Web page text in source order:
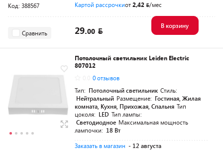
Код: 388567 Картой рассрочкиот2,42 /мес
Сравнить 29.00
В корзину
Потолочный светильник Leiden Electric
807012
0 отзывов
Тип: Потолочный светильник Стиль:
Нейтральный Размещение: Гостиная, Жилая
комната, Кухня, Прихожая, Спальня Тип
цоколя: LED Тип лампы:
Светодиодное Максимальная мощность
лампочки: 18 Вт
Заказать в магазин - 12 августа